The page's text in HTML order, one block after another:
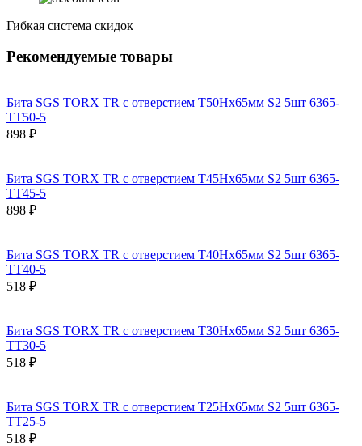
Гибкая система скидок
Рекомендуемые товары
Бита SGS TORX TR с отверстием T50Hх65мм S2 5шт 6365-
TT50-5
898 ₽
Бита SGS TORX TR с отверстием T45Hх65мм S2 5шт 6365-
TT45-5
898 ₽
Бита SGS TORX TR с отверстием T40Hх65мм S2 5шт 6365-
TT40-5
518 ₽
Бита SGS TORX TR с отверстием T30Hх65мм S2 5шт 6365-
TT30-5
518 ₽
Бита SGS TORX TR с отверстием T25Hх65мм S2 5шт 6365-
TT25-5
518 ₽